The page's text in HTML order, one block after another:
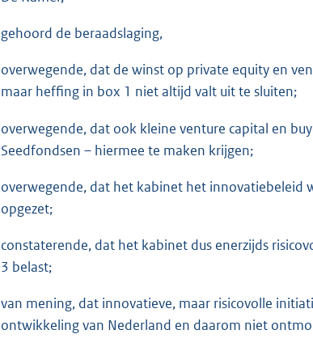
:
1
K
b
gehoord de beraadslaging,
overwegende, dat de winst op private equity en
maar heffing in box 1 niet altijd valt uit te sluiten;
overwegende, dat ook kleine venture capital en
Seedfondsen – hiermee te maken krijgen;
overwegende, dat het kabinet het innovatiebeleid
opgezet;
constaterende, dat het kabinet dus enerzijds
3 belast;
van mening, dat innovatieve, maar risicovolle
ontwikkeling van Nederland en daarom niet